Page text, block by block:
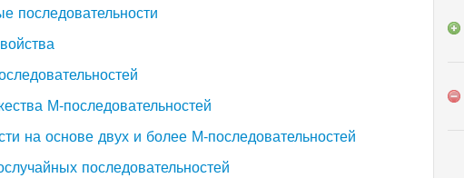
последовательности
М-последовательностей
на основе двух и более М-последовательностей
последовательностей